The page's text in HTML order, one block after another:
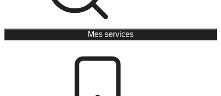
Mes services